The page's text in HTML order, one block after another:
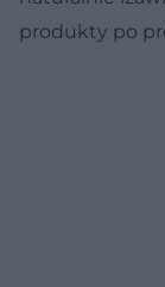
produkty po